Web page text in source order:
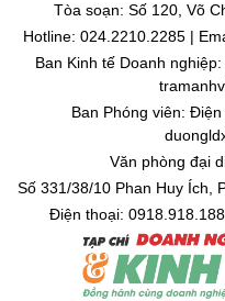
Tòa soạn: Số 120, Võ
Hotline: 024.2210.2285 |
Ban Kinh tế Doanh
Ban Phóng viên:
Văn phòng đại
Số 331/38/10 Phan Huy Ích,
Điện thoại: